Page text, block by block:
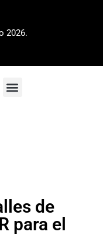
2026.
de
para el